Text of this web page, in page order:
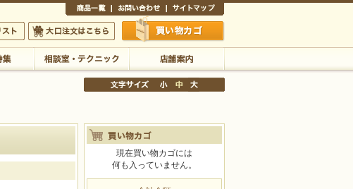
します
大口注文はこちら 買い物かご
店舗案内
現在買い物カゴには
何も入っていません。